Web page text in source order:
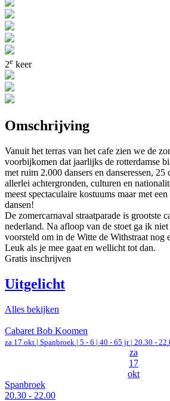
2e keer
Omschrijving
Vanuit het terras van het cafe zien we de
voorbijkomen dat jaarlijks de rotterdamse
met ruim 2.000 dansers en danseressen, 25
allerlei achtergronden, culturen en
meest spectaculaire kostuums maar met
dansen!
De zomercarnaval straatparade is grootste
nederland. Na afloop van de stoet ga ik
voorsteld om in de Witte de Withstraat nog
Leuk als je mee gaat en wellicht tot dan.
Gratis inschrijven
Uitgelicht
Alles bekijken
Cabaret Bob Koomen
za 17 okt | Spanbroek | 5 - 6 | 40 - 65 jr | 20.30 -
za
17
okt
Spanbroek
20.30 - 22.00